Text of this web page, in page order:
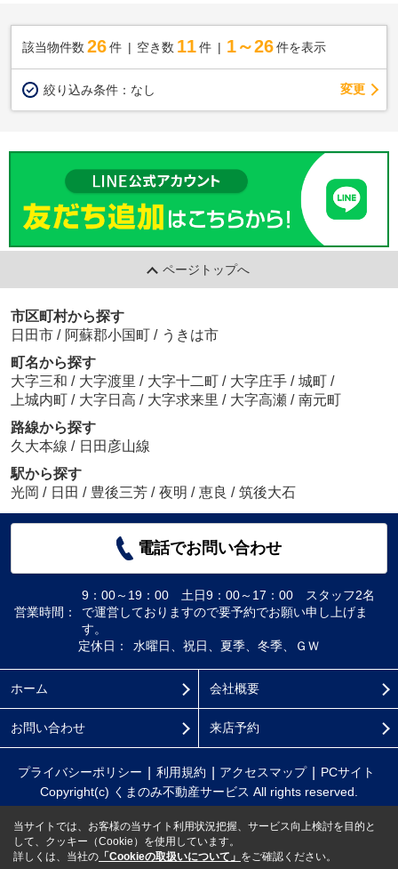
該当物件数 26件 空き数 11 件 1～26 件を表示
絞り込み条件： なし 変更
ページトップへ
市区町村から探す
日田市 / 阿蘇郡小国町 / うきは市
町名から探す
大字三和 / 大字渡里 / 大字十二町 / 大字庄手 / 城町 /
上城内町 / 大字日高 / 大字求来里 / 大字高瀬 / 南元町
路線から探す
久大本線 / 日田彦山線
駅から探す
光岡 / 日田 / 豊後三芳 / 夜明 / 恵良 / 筑後大石
電話でお問い合わせ
営業時間：
9：00～19：00 土日9：00～17：00 スタッフ2名
で運営しておりますので要予約でお願い申し上げま
す。
定休日：
水曜日、祝日、夏季、冬季、ＧＷ
ホーム 会社概要
お問い合わせ 来店予約
プライバシーポリシー 利用規約 アクセスマップ
PCサイト
Copyright(c) くまのみ不動産サービス All rights reserved.
当サイトでは、お客様の当サイト利用状況把握、サービス向上検討を目的と
して、クッキー（Cookie）を使用しています。
詳しくは、当社の 「Cookieの取扱いについて」 をご確認ください。